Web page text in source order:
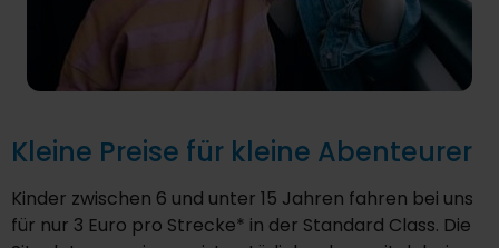
Kleine Preise für kleine Abenteurer
Kinder zwischen 6 und unter 15 Jahren fahren bei uns
für nur 3 Euro pro Strecke* in der Standard Class. Die